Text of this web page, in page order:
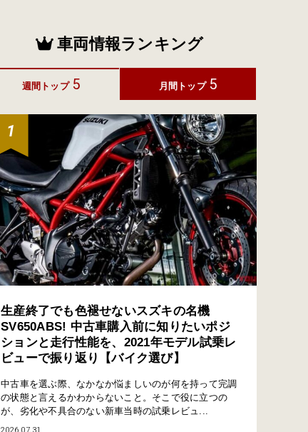
車両情報ランキング
週間トップ 5 月間トップ 5
生産終了でも色褪せないスズキの名機
SV650ABS! 中古車購入前に知りたいポジ
ションと走行性能を、2021年モデル試乗レ
ビューで振り返り【バイク選び】
中古車を選ぶ際、なかなか悩ましいのが何を持って完調
の状態と言えるかわからないこと。そこで役に立つの
が、劣化や不具合のない新車当時の試乗レビュ...